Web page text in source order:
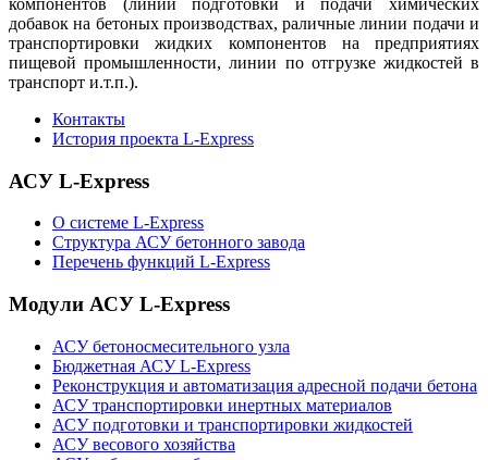
компонентов (линии подготовки и подачи химических
добавок на бетоных производствах, раличные линии подачи и
транспортировки жидких компонентов на предприятиях
пищевой промышленности, линии по отгрузке жидкостей в
транспорт и.т.п.).
Контакты
История проекта L-Express
АСУ L-Express
О системе L-Express
Структура АСУ бетонного завода
Перечень функций L-Express
Модули АСУ L-Express
АСУ бетоносмесительного узла
Бюджетная АСУ L-Express
Реконструкция и автоматизация адресной подачи бетона
АСУ транспортировки инертных материалов
АСУ подготовки и транспортировки жидкостей
АСУ весового хозяйства